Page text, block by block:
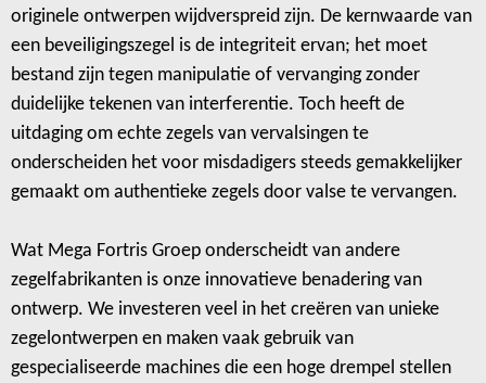
originele ontwerpen wijdverspreid zijn. De kernwaarde van
een beveiligingszegel is de integriteit ervan; het moet
bestand zijn tegen manipulatie of vervanging zonder
duidelijke tekenen van interferentie. Toch heeft de
uitdaging om echte zegels van vervalsingen te
onderscheiden het voor misdadigers steeds gemakkelijker
gemaakt om authentieke zegels door valse te vervangen.
Wat Mega Fortris Groep onderscheidt van andere
zegelfabrikanten is onze innovatieve benadering van
ontwerp. We investeren veel in het creëren van unieke
zegelontwerpen en maken vaak gebruik van
gespecialiseerde machines die een hoge drempel stellen